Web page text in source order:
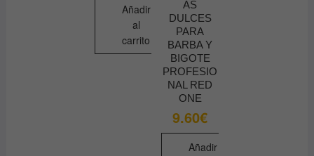
Añadir
al
carrito
AS
DULCES
PARA
BARBA Y
BIGOTE
PROFESIO
NAL RED
ONE
9.60€
Añadir